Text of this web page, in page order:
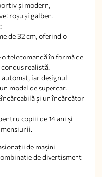
și modern,
roșu și galben.
de 32 cm, oferind o
telecomandă în formă de
realistă.
automat, iar designul
model de supercar.
și un încărcător
copiii de 14 ani și
de mașini
de divertisment